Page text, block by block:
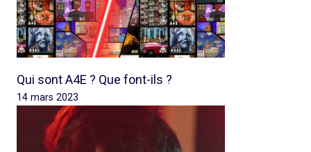
Qui sont A4E ? Que font-ils ?
14 mars 2023